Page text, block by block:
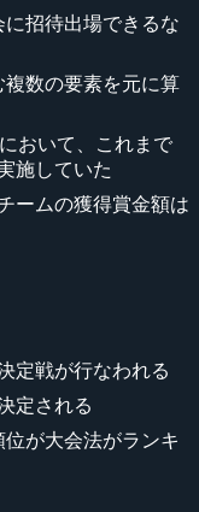
招待出場できるな
数の要素を元に算
において、これまで
施していた
ームの獲得賞金額は
定戦が行なわれる
定される
が大会法がランキ